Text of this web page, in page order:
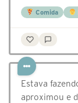
Comida
Estava
aproximou e